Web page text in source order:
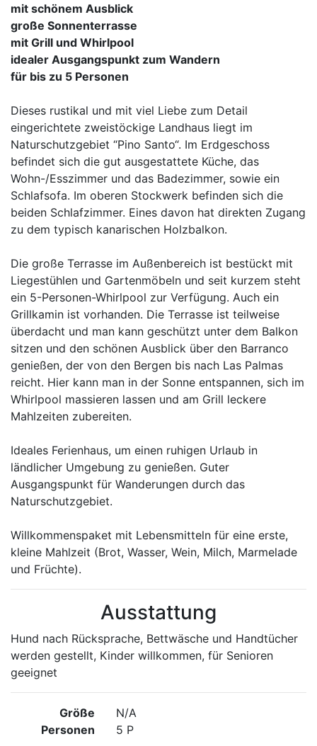
mit schönem Ausblick
große Sonnenterrasse
mit Grill und Whirlpool
idealer Ausgangspunkt zum Wandern
für bis zu 5 Personen
Dieses rustikal und mit viel Liebe zum Detail
eingerichtete zweistöckige Landhaus liegt im
Naturschutzgebiet “Pino Santo“. Im Erdgeschoss
befindet sich die gut ausgestattete Küche, das
Wohn-/Esszimmer und das Badezimmer, sowie ein
Schlafsofa. Im oberen Stockwerk befinden sich die
beiden Schlafzimmer. Eines davon hat direkten Zugang
zu dem typisch kanarischen Holzbalkon.
Die große Terrasse im Außenbereich ist bestückt mit
Liegestühlen und Gartenmöbeln und seit kurzem steht
ein 5-Personen-Whirlpool zur Verfügung. Auch ein
Grillkamin ist vorhanden. Die Terrasse ist teilweise
überdacht und man kann geschützt unter dem Balkon
sitzen und den schönen Ausblick über den Barranco
genießen, der von den Bergen bis nach Las Palmas
reicht. Hier kann man in der Sonne entspannen, sich im
Whirlpool massieren lassen und am Grill leckere
Mahlzeiten zubereiten.
Ideales Ferienhaus, um einen ruhigen Urlaub in
ländlicher Umgebung zu genießen. Guter
Ausgangspunkt für Wanderungen durch das
Naturschutzgebiet.
Willkommenspaket mit Lebensmitteln für eine erste,
kleine Mahlzeit (Brot, Wasser, Wein, Milch, Marmelade
und Früchte).
Ausstattung
Hund nach Rücksprache, Bettwäsche und Handtücher
werden gestellt, Kinder willkommen, für Senioren
geeignet
Größe
Personen
N/A
5 P